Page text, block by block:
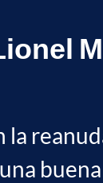
la